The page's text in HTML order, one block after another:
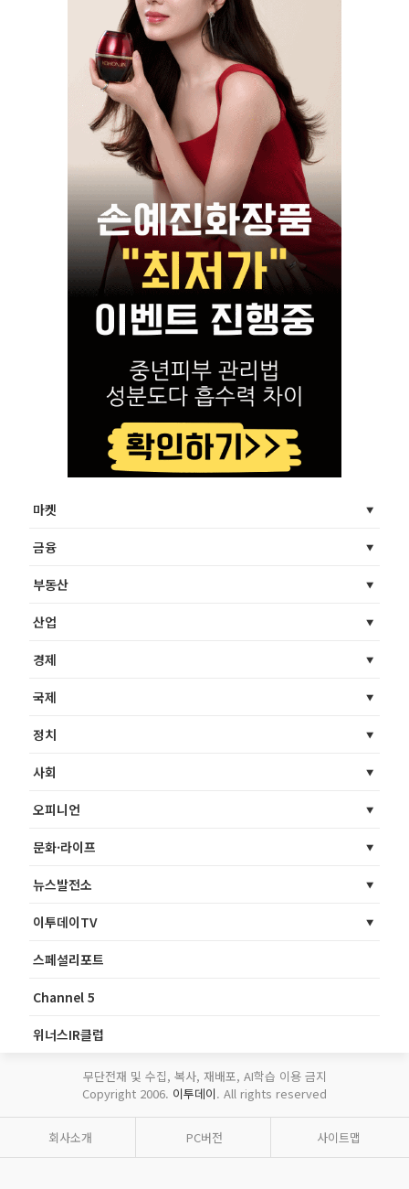
마켓
금융
부동산
산업
경제
국제
정치
사회
오피니언
문화·라이프
뉴스발전소
이투데이TV
스페셜리포트
Channel 5
위너스IR클럽
무단전재 및 수집, 복사, 재배포, AI학습 이용 금지
Copyright 2006. 이투데이. All rights reserved
회사소개 PC버전 사이트맵